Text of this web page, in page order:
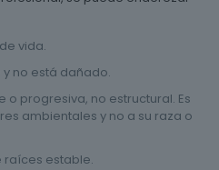
vida.
y no está dañado.
o progresiva, no estructural. Es
ambientales y no a su raza o
raíces estable.